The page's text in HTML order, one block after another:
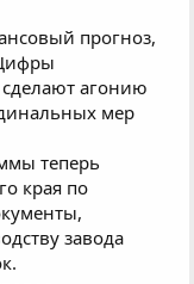
прогноз,
агонию
мер
теперь
края по
завода